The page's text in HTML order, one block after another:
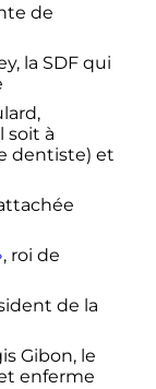
de
la SDF qui
soit à
dentiste) et
, roi de
de la
Gibon, le
enferme